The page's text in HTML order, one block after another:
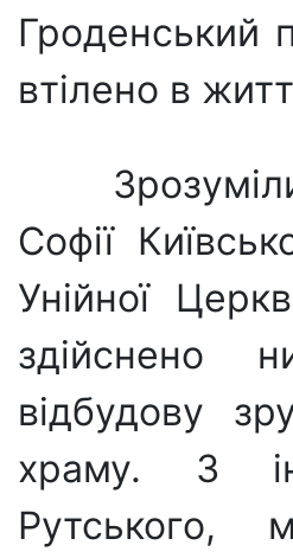
Гроденський
втілено в
Софії
Уній­ної
здійснено
відбудову
храму. З
Рутського,